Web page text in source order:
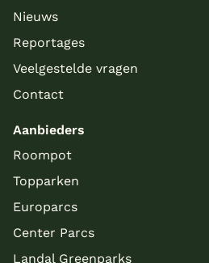
Nieuws
Reportages
Veelgestelde vragen
Contact
Aanbieders
Roompot
Topparken
Europarcs
Center Parcs
Landal Greenparks